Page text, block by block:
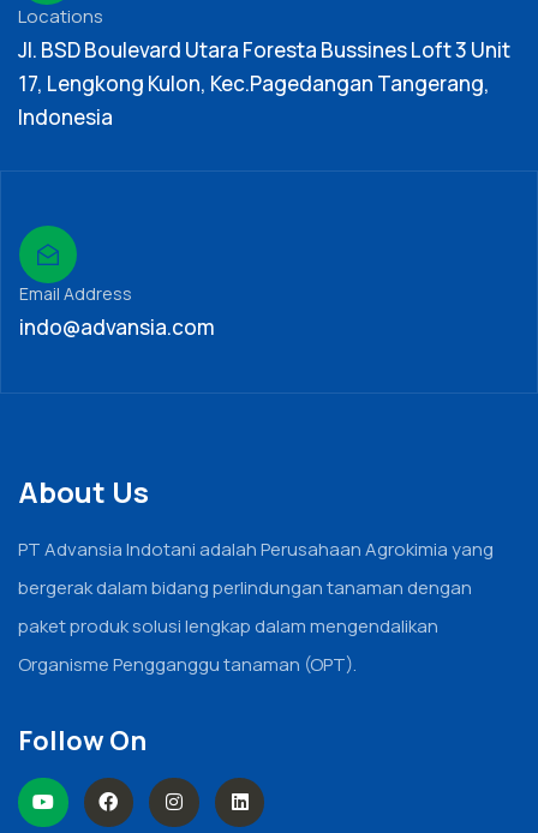
Locations
Jl. BSD Boulevard Utara Foresta Bussines Loft 3 Unit
17, Lengkong Kulon, Kec.Pagedangan Tangerang,
Indonesia
Email Address
indo@advansia.com
About Us
PT Advansia Indotani adalah Perusahaan Agrokimia yang
bergerak dalam bidang perlindungan tanaman dengan
paket produk solusi lengkap dalam mengendalikan
Organisme Pengganggu tanaman (OPT).
Follow On